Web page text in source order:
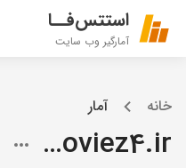
استتس‌فــا
آمارگیر وب سایت
خانه آمار
citymoviez4.ir